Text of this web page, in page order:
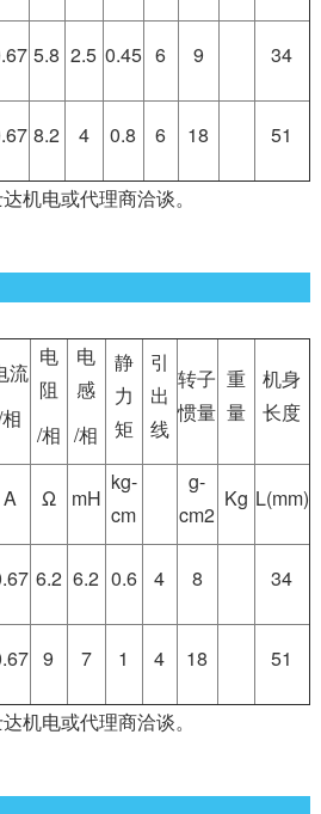
5.8 2.5 0.45 6 9 34
8.2 4 0.8 6 18 51
机电或代理商洽谈。
流
电
阻
/相
电
感
/相
静
力
矩
引
出
线
转子
惯量
重
量
机身
长度
A Ω mH
kg-
cm
g-
cm2
Kg L(mm)
6.2 6.2 0.6 4 8 34
9 7 1 4 18 51
机电或代理商洽谈。